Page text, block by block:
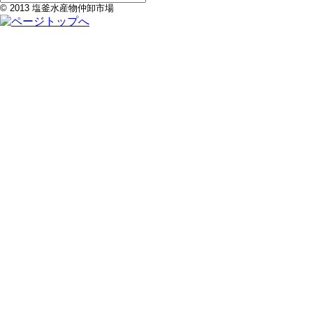
© 2013 塩釜水産物仲卸市場